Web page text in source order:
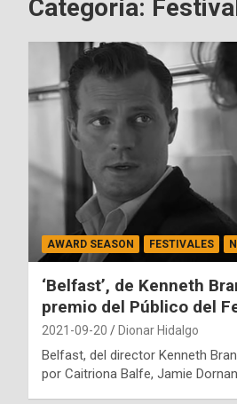
Categoría:
AWARD SEASON FESTIVALES
‘Belfast’, de Kenneth
premio del Público del
2021-09-20 Dionar Hidalgo
Belfast, del director Kenneth
por Caitriona Balfe, Jamie